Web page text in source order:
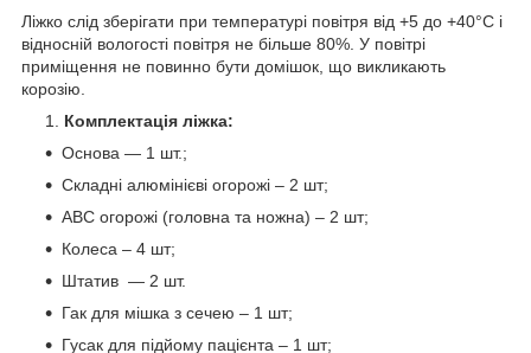
Ліжко слід зберігати при температурі повітря від +5 до +40°С і
відносній вологості повітря не більше 80%. У повітрі
приміщення не повинно бути домішок, що викликають
корозію.
Комплектація ліжка:
Основа — 1 шт.;
Складні алюмінієві огорожі – 2 шт;
АВС огорожі (головна та ножна) – 2 шт;
Колеса – 4 шт;
Штатив — 2 шт.
Гак для мішка з сечею – 1 шт;
Гусак для підйому пацієнта – 1 шт;